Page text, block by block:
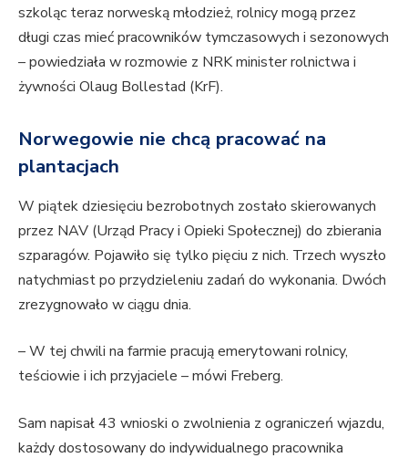
szkoląc teraz norweską młodzież, rolnicy mogą przez
długi czas mieć pracowników tymczasowych i sezonowych
– powiedziała w rozmowie z NRK minister rolnictwa i
żywności Olaug Bollestad (KrF).
Norwegowie nie chcą pracować na
plantacjach
W piątek dziesięciu bezrobotnych zostało skierowanych
przez NAV (Urząd Pracy i Opieki Społecznej) do zbierania
szparagów. Pojawiło się tylko pięciu z nich. Trzech wyszło
natychmiast po przydzieleniu zadań do wykonania. Dwóch
zrezygnowało w ciągu dnia.
– W tej chwili na farmie pracują emerytowani rolnicy,
teściowie i ich przyjaciele – mówi Freberg.
Sam napisał 43 wnioski o zwolnienia z ograniczeń wjazdu,
każdy dostosowany do indywidualnego pracownika